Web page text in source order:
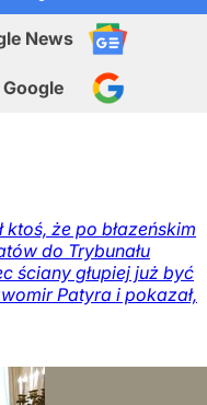
News
Google
ktoś, że po błazeńskim
do Trybunału
ściany głupiej już być
Patyra i pokazał,